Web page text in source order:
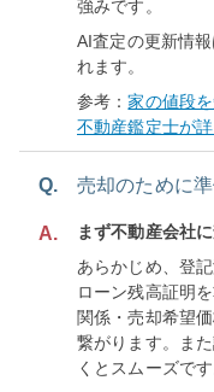
強みです。
AI査定の更新情
れます。
参考：家の値段
不動産鑑定士が
Q. 売却のために
A.
まず不動産会社
あらかじめ、登
ローン残高証明
関係・売却希望
繋がります。ま
くとスムーズです